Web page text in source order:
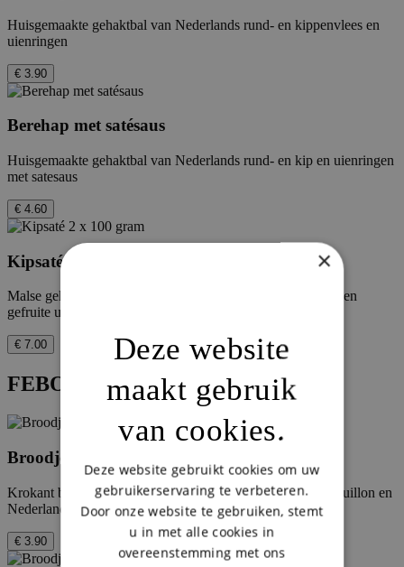
Huisgemaakte gehaktbal van Nederlands rund- en kippenvlees en
uienringen
€ 3.90
Berehap met satésaus
Huisgemaakte gehaktbal van Nederlands rund- en kip en uienringen
met satesaus
€ 4.60
Kipsaté 2 x 100 gram
Malse gekruide kipfilet met huisgemaakte satésaus, augurk en
gefruite uitjes
€ 7.00
FEBO Broodjes
Broodje Rundvleeskroket
Krokant banket gevuld met romige ragout, gemaakt van bouillon en
Nederlands rundvlees op een verse witte bol
€ 3.90
×
Deze website
maakt gebruik
van cookies.
Deze website gebruikt cookies om uw
gebruikerservaring te verbeteren.
Door onze website te gebruiken, stemt
u in met alle cookies in
overeenstemming met ons